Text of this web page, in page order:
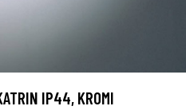
IP44, KROMI